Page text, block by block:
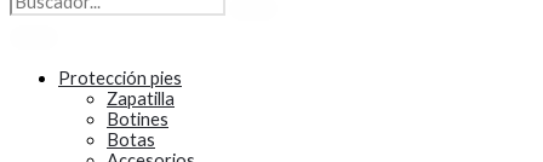
Protección pies
Zapatilla
Botines
Botas